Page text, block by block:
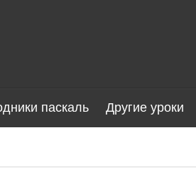
паскаль Другие уроки